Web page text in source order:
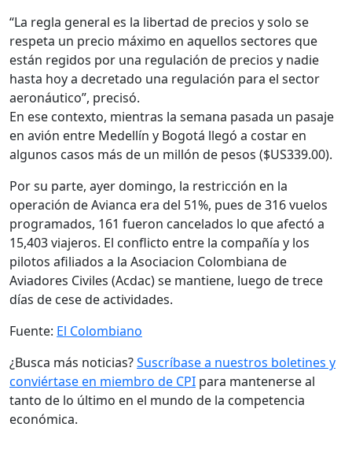
“La regla general es la libertad de precios y solo se
respeta un precio máximo en aquellos sectores que
están regidos por una regulación de precios y nadie
hasta hoy a decretado una regulación para el sector
aeronáutico”, precisó.
En ese contexto, mientras la semana pasada un pasaje
en avión entre Medellín y Bogotá llegó a costar en
algunos casos más de un millón de pesos ($US339.00).
Por su parte, ayer domingo, la restricción en la
operación de Avianca era del 51%, pues de 316 vuelos
programados, 161 fueron cancelados lo que afectó a
15,403 viajeros. El conflicto entre la compañía y los
pilotos afiliados a la Asociacion Colombiana de
Aviadores Civiles (Acdac) se mantiene, luego de trece
días de cese de actividades.
Fuente: El Colombiano
¿Busca más noticias?Suscríbase a nuestros boletines y
conviértase en miembro de CPI para mantenerse al
tanto de lo último en el mundo de la competencia
económica.